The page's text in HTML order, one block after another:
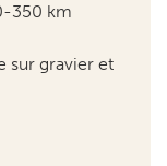
350 km
sur gravier et